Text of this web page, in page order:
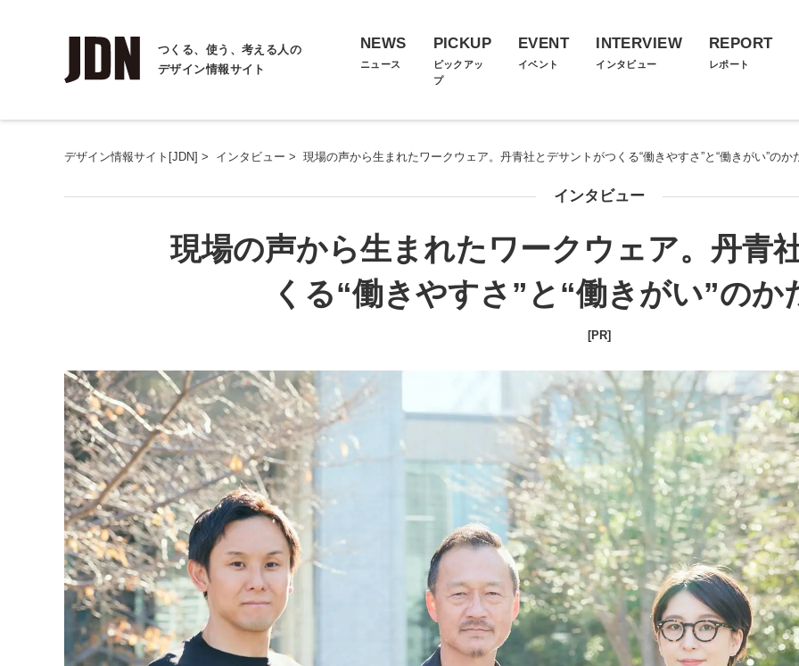
つくる、使う、考える人の
デザイン情報サイト
NEWS
ニュース
PICKUP
ピックアッ
プ
EVENT
イベント
INTERVIEW
インタビュー
REPORT
レポート
デザイン情報サイト[JDN] > インタビュー > 現場の声から生まれたワークウェア。丹青社とデサントがつくる“働きやすさ”と“働きがい”のか
インタビュー
現場の声から生まれたワークウェア。丹青
くる“働きやすさ”と“働きがい”のか
[PR]